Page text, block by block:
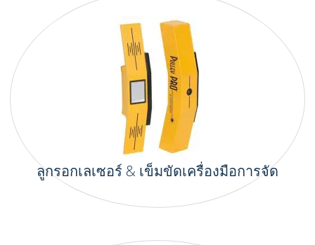
ลูกรอกเลเซอร์ & เข็มขัดเครื่องมือการจัด